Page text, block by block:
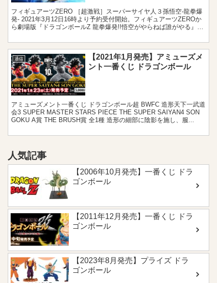
フィギュアーツZERO ［超激戦］スーパーサイヤ人３孫悟空-龍拳爆
発- 2021年3月12日16時より予約受付開始。フィギュアーツZEROか
ら劇場版『ドラゴンボールZ 龍拳爆発!!悟空がやらねば誰がやる』に
通信
【2021年1月発売】アミューズメ
ント一番くじ ドラゴンボール
アミューズメント一番くじ ドラゴンボール超 BWFC 造形天下一武道
会3 SUPER MASTER STARS PIECE THE SUPER SAIYAN4 SON
GOKU A賞 THE BRUSH賞 全1種 造形の細部に陰影を施し、服...
人気記事
【2006年10月発売】一番くじ ドラ
ゴンボール
【2011年12月発売】一番くじ ドラ
ゴンボール
【2023年8月発売】プライズ ドラ
ゴンボール